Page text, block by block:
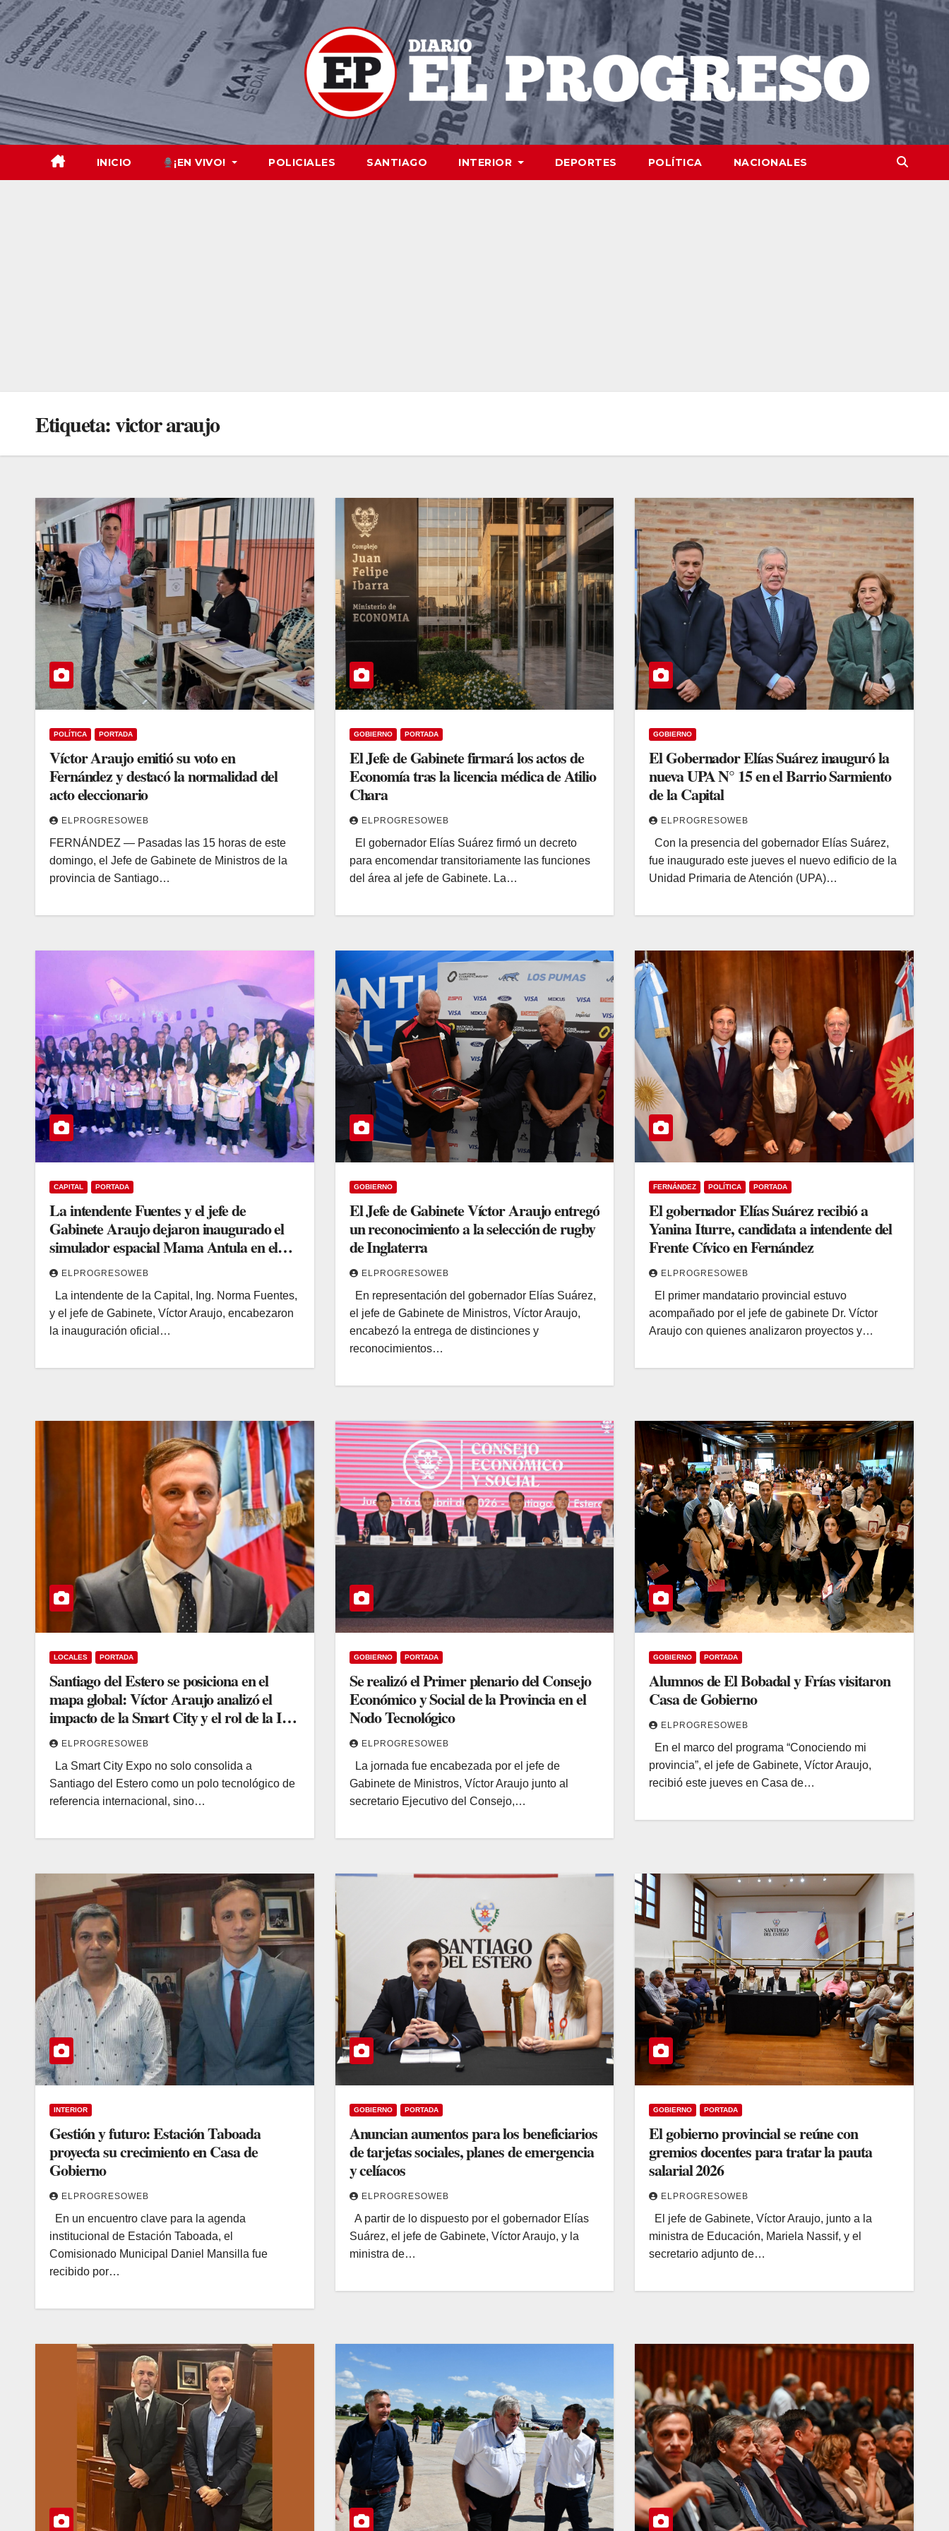
Skip
to
content
INICIO ¡EN VIVO! POLICIALES SANTIAGO INTERIOR DEPORTES POLÍTICA NACIONALES
Etiqueta:victor araujo
POLÍTICA PORTADA
Víctor Araujo emitió su voto en
Fernández y destacó la normalidad del
acto eleccionario
ELPROGRESOWEB
​FERNÁNDEZ — Pasadas las 15 horas de este
domingo, el Jefe de Gabinete de Ministros de la
provincia de Santiago…
GOBIERNO PORTADA
El Jefe de Gabinete firmará los actos de
Economía tras la licencia médica de Atilio
Chara
ELPROGRESOWEB
El gobernador Elías Suárez firmó un decreto
para encomendar transitoriamente las funciones
del área al jefe de Gabinete. La…
GOBIERNO
El Gobernador Elías Suárez inauguró la
nueva UPA N° 15 en el Barrio Sarmiento
de la Capital
ELPROGRESOWEB
Con la presencia del gobernador Elías Suárez,
fue inaugurado este jueves el nuevo edificio de la
Unidad Primaria de Atención (UPA)…
CAPITAL PORTADA
La intendente Fuentes y el jefe de
Gabinete Araujo dejaron inaugurado el
simulador espacial Mama Antula en el
Parque del Encuentro
ELPROGRESOWEB
La intendente de la Capital, Ing. Norma Fuentes,
y el jefe de Gabinete, Víctor Araujo, encabezaron
la inauguración oficial…
GOBIERNO
El Jefe de Gabinete Víctor Araujo entregó
un reconocimiento a la selección de rugby
de Inglaterra
ELPROGRESOWEB
En representación del gobernador Elías Suárez,
el jefe de Gabinete de Ministros, Víctor Araujo,
encabezó la entrega de distinciones y
reconocimientos…
FERNÁNDEZ POLÍTICA PORTADA
El gobernador Elías Suárez recibió a
Yanina Iturre, candidata a intendente del
Frente Cívico en Fernández
ELPROGRESOWEB
El primer mandatario provincial estuvo
acompañado por el jefe de gabinete Dr. Víctor
Araujo con quienes analizaron proyectos y…
LOCALES PORTADA
Santiago del Estero se posiciona en el
mapa global: Víctor Araujo analizó el
impacto de la Smart City y el rol de la IA
en el Estado
ELPROGRESOWEB
La Smart City Expo no solo consolida a
Santiago del Estero como un polo tecnológico de
referencia internacional, sino…
GOBIERNO PORTADA
Se realizó el Primer plenario del Consejo
Económico y Social de la Provincia en el
Nodo Tecnológico
ELPROGRESOWEB
La jornada fue encabezada por el jefe de
Gabinete de Ministros, Víctor Araujo junto al
secretario Ejecutivo del Consejo,…
GOBIERNO PORTADA
Alumnos de El Bobadal y Frías visitaron
Casa de Gobierno
ELPROGRESOWEB
En el marco del programa “Conociendo mi
provincia”, el jefe de Gabinete, Víctor Araujo,
recibió este jueves en Casa de…
INTERIOR
Gestión y futuro: Estación Taboada
proyecta su crecimiento en Casa de
Gobierno
ELPROGRESOWEB
En un encuentro clave para la agenda
institucional de Estación Taboada, el
Comisionado Municipal Daniel Mansilla fue
recibido por…
GOBIERNO PORTADA
Anuncian aumentos para los beneficiarios
de tarjetas sociales, planes de emergencia
y celíacos
ELPROGRESOWEB
A partir de lo dispuesto por el gobernador Elías
Suárez, el jefe de Gabinete, Víctor Araujo, y la
ministra de…
GOBIERNO PORTADA
El gobierno provincial se reúne con
gremios docentes para tratar la pauta
salarial 2026
ELPROGRESOWEB
El jefe de Gabinete, Víctor Araujo, junto a la
ministra de Educación, Mariela Nassif, y el
secretario adjunto de…